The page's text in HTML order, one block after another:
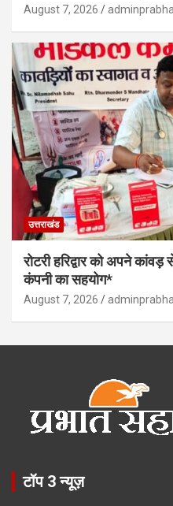
August 7, 2026
उत्तराखंड
रोटरी हरिद्वार को अपने कांवड़
कंपनी का सहयोग*
August 7, 2026
टॉप 3 न्यूज़